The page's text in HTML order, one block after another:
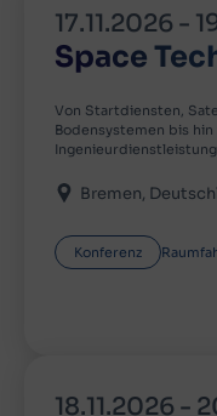
17.11.2026 -
Space
Von Startdiensten,
Bodensystemen bis
Bremen
Konferenz
18.11.2026 -